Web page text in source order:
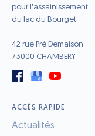
pour l'assainissement
du lac du Bourget
42 rue Pré Demaison
73000 CHAMBERY
ACCÈS RAPIDE
Actualités